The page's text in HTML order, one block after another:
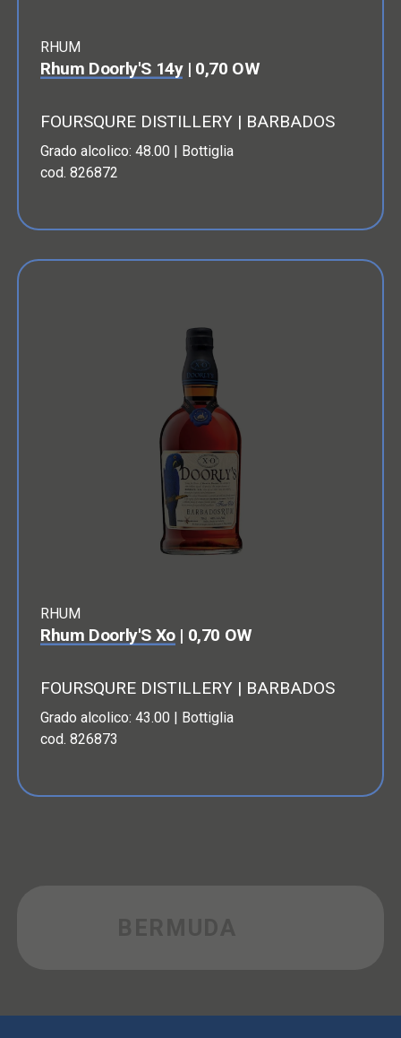
RHUM
Rhum Doorly'S 14y| 0,70 OW
FOURSQURE DISTILLERY | BARBADOS
Grado alcolico: 48.00 | Bottiglia
cod. 826872
RHUM
Rhum Doorly'S Xo| 0,70 OW
FOURSQURE DISTILLERY | BARBADOS
Grado alcolico: 43.00 | Bottiglia
cod. 826873